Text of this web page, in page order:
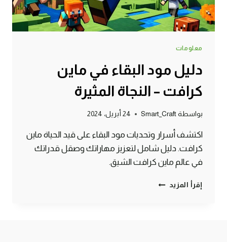
معلومات
دليل مود البقاء في ماين
كرافت – النجاة المثيرة
بواسطة Smart_Craft 24 أبريل، 2024
اكتشف أسرار وتحديات مود البقاء على قيد الحياة ماين
كرافت. دليل شامل لتعزيز مهاراتك وصقل قدراتك
في عالم ماين كرافت الشيق.
إقرأ المزيد دليل